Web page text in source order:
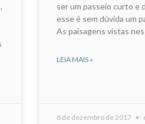
ser um passeio curto e
esse é sem dúvida um
As paisagens vistas
LEIA MAIS »
6 de dezembro de 2017